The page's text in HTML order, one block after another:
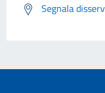
Segnala